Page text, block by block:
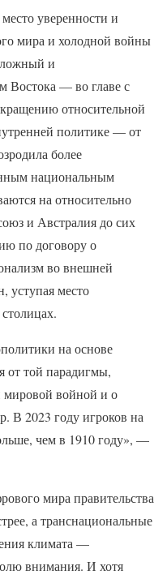
уверенности и
мира и холодной войны
и
Востока — во главе с
относительной
политике — от
более
национальным
на относительно
и Австралия до сих
по договору о
во внешней
уступая место
на основе
от той парадигмы,
мировой войной и о
В 2023 году игроков на
чем в 1910 году», —
мира правительства
а транснациональные
климата —
внимания. И хотя